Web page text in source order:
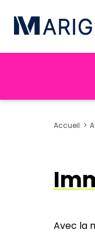
Accueil
Avec la